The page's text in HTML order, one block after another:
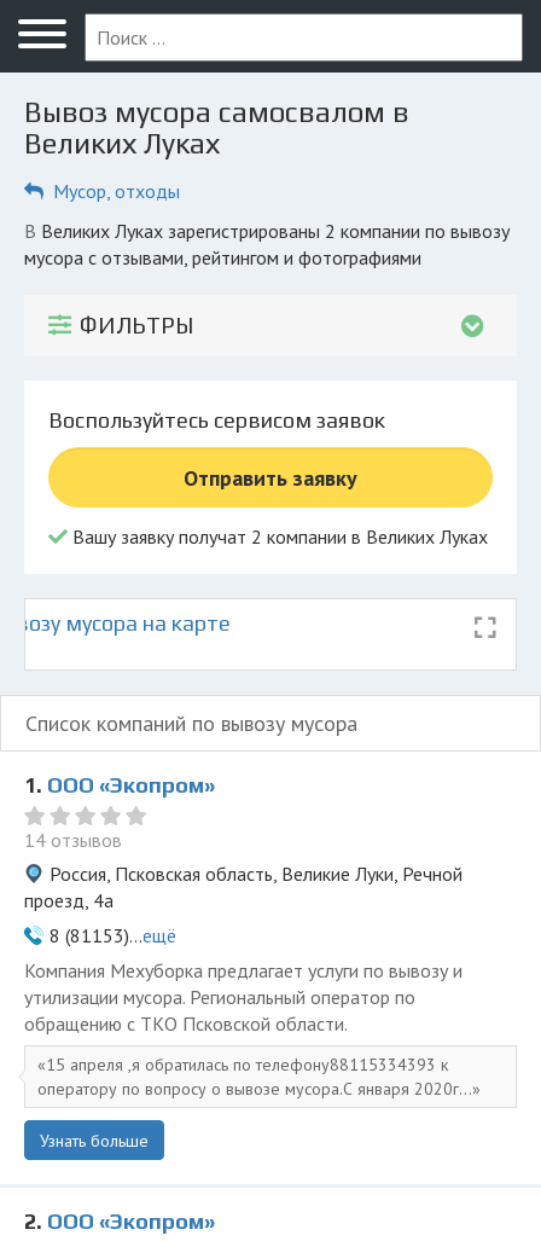
Меню
Главная
Вопрос юристу
Компании
Экоблог
© 2026 Все права защищены
Вывоз мусора самосвалом в
Великих Луках
Мусор, отходы
в Великих Луках зарегистрированы 2 компании по вывозу
мусора с отзывами, рейтингом и фотографиями
ФИЛЬТРЫ
Воспользуйтесь сервисом заявок
Отправить заявку
Вашу заявку получат 2 компании в Великих Луках
мусора на карте
Список компаний по вывозу мусора
1. ООО «Экопром»
14 отзывов
Россия, Псковская область, Великие Луки, Речной
проезд, 4а
8 (81153)...ещё
Компания Мехуборка предлагает услуги по вывозу и
утилизации мусора. Региональный оператор по
обращению с ТКО Псковской области.
15 апреля ,я обратилась по телефону88115334393 к
оператору по вопросу о вывозе мусора.С января 2020г...
Узнать больше
2. ООО «Экопром»